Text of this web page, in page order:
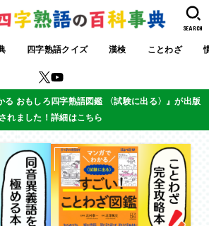
四字熟語クイズ 漢検 ことわざ
SEARCH
る おもしろ四字熟語図鑑 〈試験に出る〉』が出版
されました！詳細はこちら